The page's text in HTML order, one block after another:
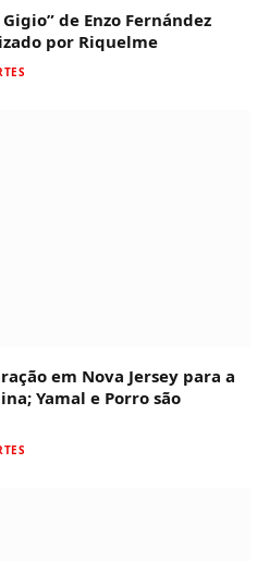
de Enzo Fernández
por Riquelme
em Nova Jersey para a
Yamal e Porro são